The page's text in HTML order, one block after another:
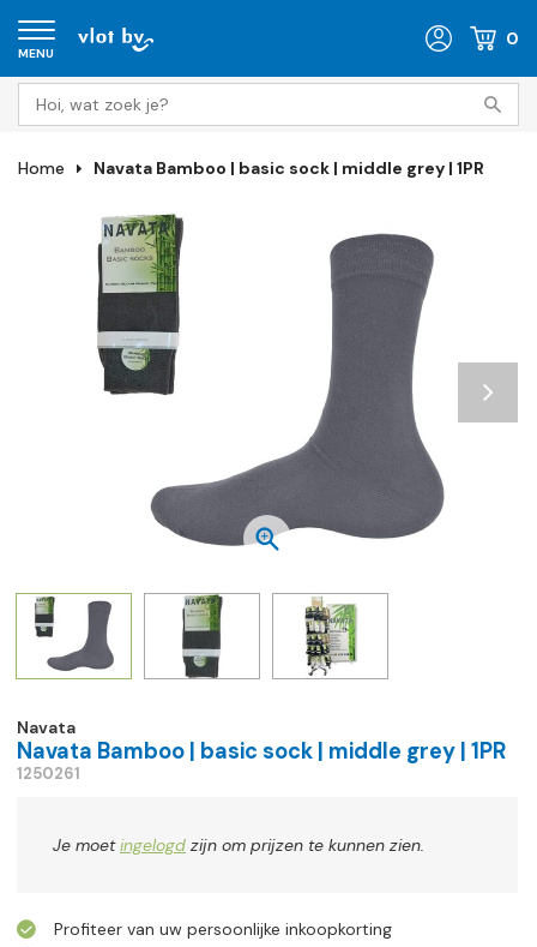
MENU
0
Home Navata Bamboo | basic sock | middle grey | 1PR
Navata
Navata Bamboo | basic sock | middle grey | 1PR
1250261
Je moetingelogd zijn om prijzen te kunnen zien.
Profiteer van uw persoonlijke inkoopkorting